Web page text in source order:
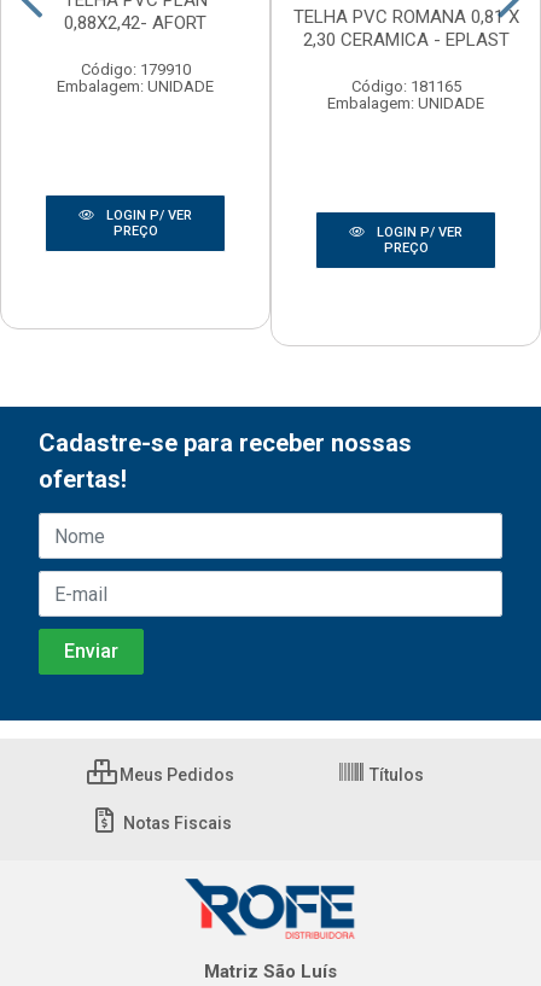
0,88X2,42- AFORT
Código: 179910
Embalagem: UNIDADE
LOGIN P/ VER
PREÇO
TELHA PVC ROMANA 0,81 X
2,30 CERAMICA - EPLAST
Código: 181165
Embalagem: UNIDADE
LOGIN P/ VER
PREÇO
Cadastre-se para receber nossas
ofertas!
Meus Pedidos Títulos
Notas Fiscais
Matriz São Luís